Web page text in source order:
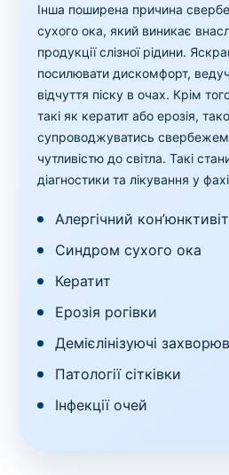
Інша поширена причина
сухого ока, який виникає
продукції слізної рідини.
посилювати дискомфорт,
відчуття піску в очах. Крім
такі як кератит або ерозія,
супроводжуватись
чутливістю до світла. Такі
діагностики та лікування у
Алергічний кон’юнктивіт
Синдром сухого ока
Кератит
Ерозія рогівки
Демієлінізуючі
Патології сітківки
Інфекції очей